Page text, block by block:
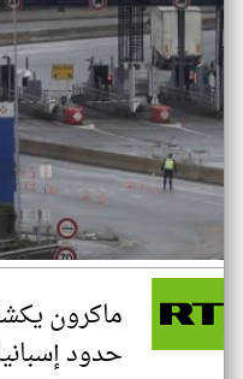
ماكرون
حدود